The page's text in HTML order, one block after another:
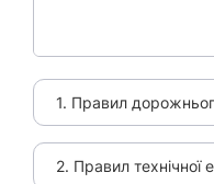
1. Правил
2. Правил технічної